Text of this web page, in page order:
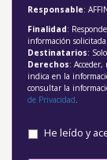
Responsable:
Finalidad:
información solicitada;
Destinatarios:
Derechos:
indica en la
consultar la
de Privacidad.
He leído y